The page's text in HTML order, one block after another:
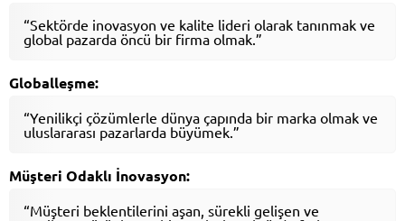
“Sektörde inovasyon ve kalite lideri olarak tanınmak ve
global pazarda öncü bir firma olmak.”
Globalleşme:
“Yenilikçi çözümlerle dünya çapında bir marka olmak ve
uluslararası pazarlarda büyümek.”
Müşteri Odaklı İnovasyon:
“Müşteri beklentilerini aşan, sürekli gelişen ve